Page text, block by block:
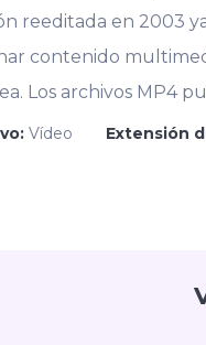
reeditada en 2003
contenido
Los archivos MP4
Vídeo Extensión